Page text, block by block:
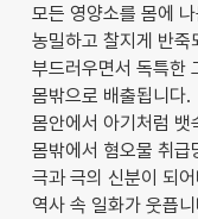
모든 영양소를 몸에
농밀하고 찰지게 반죽
부드러우면서 독특한
몸밖으로 배출됩니다.
몸안에서 아기처럼 뱃
몸밖에서 혐오물 취급
극과 극의 신분이 되
역사 속 일화가 웃픕